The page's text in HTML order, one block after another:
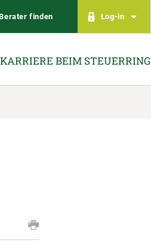
finden Log-in
KARRIERE BEIM STEUERRING